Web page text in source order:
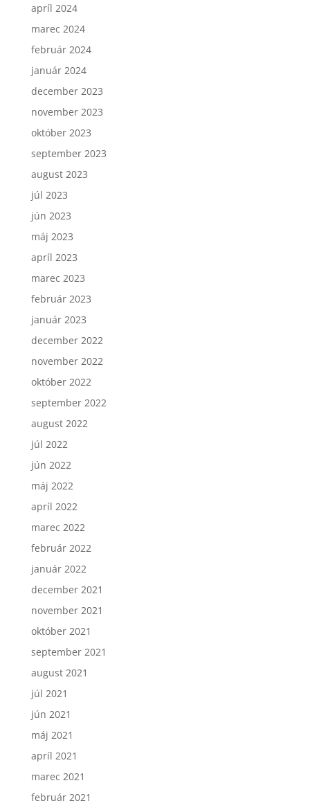
apríl 2024
marec 2024
február 2024
január 2024
december 2023
november 2023
október 2023
september 2023
august 2023
júl 2023
jún 2023
máj 2023
apríl 2023
marec 2023
február 2023
január 2023
december 2022
november 2022
október 2022
september 2022
august 2022
júl 2022
jún 2022
máj 2022
apríl 2022
marec 2022
február 2022
január 2022
december 2021
november 2021
október 2021
september 2021
august 2021
júl 2021
jún 2021
máj 2021
apríl 2021
marec 2021
február 2021